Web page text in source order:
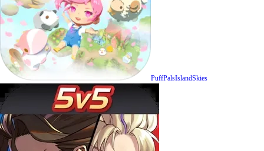
PuffPalsIslandSkies